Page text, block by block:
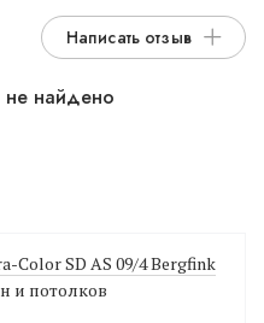
Написать отзыв
не найдено
Color SD AS 09/4 Bergfink
и потолков